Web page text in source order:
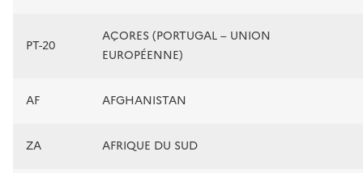
PT-20
AÇORES (PORTUGAL – UNION
EUROPÉENNE)
AF AFGHANISTAN
ZA AFRIQUE DU SUD